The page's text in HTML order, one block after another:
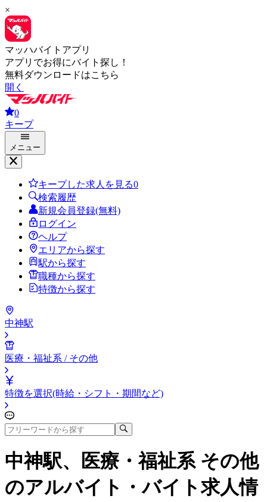
×
マッハバイトアプリ
アプリでお得にバイト探し！
無料ダウンロードはこちら
開く
0
キープ
メニュー
キープした求人を見る0
検索履歴
新規会員登録(無料)
ログイン
ヘルプ
エリアから探す
駅から探す
職種から探す
特徴から探す
中神駅
医療・福祉系 / その他
特徴を選択(時給・シフト・期間など)
中神駅、医療・福祉系 その他
のアルバイト・バイト求人情